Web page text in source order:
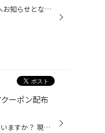
いつも当店のご利用ありがとうございます。 WEB予約ご利用のお客様へお知らせとなります。 作業のご予約を入れるときに、希望日時にて予約が出来ない事があると思います。 その時はその時間に作業予約が入っている為ご予約が出来ません。 稀に相談予約にて作業の予約を入れる方がいらっしゃいますが...
ーポン配布
おクルマのエンジンオイルですが、皆さん定期的に交換していらっしゃいますか？ 現在、コクピット・タイヤ館では6/21(日)まで、タイヤ館35周年の大感謝キャンペーンを開催中です。 期間中にエンジンオイルなどのメンテナンス商品が10％OFFになるクーポンやウォッシャー液の 無料補充チケットなど、...